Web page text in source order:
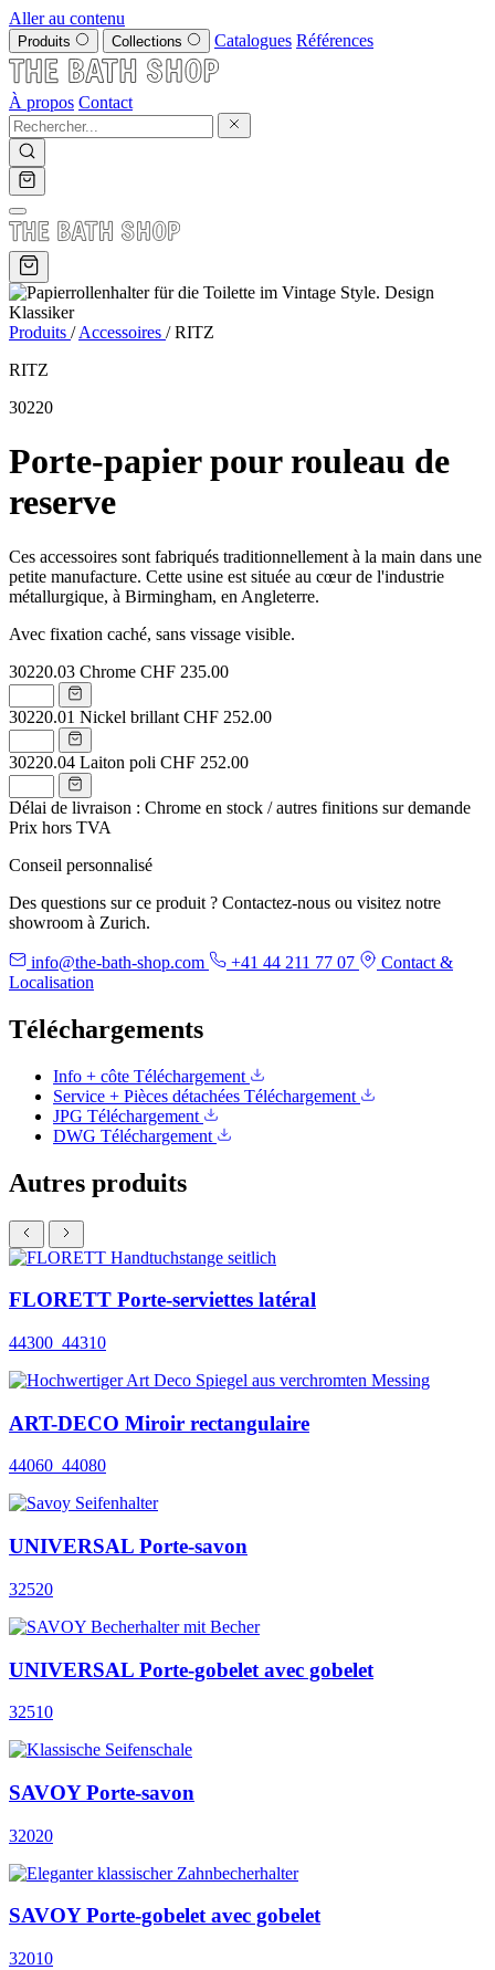
Aller au contenu
Produits Collections Catalogues Références
À propos Contact
Produits / Accessoires / RITZ
RITZ
30220
Porte-papier pour rouleau de
reserve
Ces accessoires sont fabriqués traditionnellement à la main dans une
petite manufacture. Cette usine est située au cœur de l'industrie
métallurgique, à Birmingham, en Angleterre.
Avec fixation caché, sans vissage visible.
30220.03 Chrome CHF 235.00
30220.01 Nickel brillant CHF 252.00
30220.04 Laiton poli CHF 252.00
Délai de livraison : Chrome en stock / autres finitions sur demande
Prix hors TVA
Conseil personnalisé
Des questions sur ce produit ? Contactez-nous ou visitez notre
showroom à Zurich.
info@the-bath-shop.com +41 44 211 77 07
Contact &
Localisation
Téléchargements
Info + côte Téléchargement
Service + Pièces détachées Téléchargement
JPG Téléchargement
DWG Téléchargement
Autres produits
FLORETT Porte-serviettes latéral
44300_44310
ART-DECO Miroir rectangulaire
44060_44080
UNIVERSAL Porte-savon
32520
UNIVERSAL Porte-gobelet avec gobelet
32510
SAVOY Porte-savon
32020
SAVOY Porte-gobelet avec gobelet
32010